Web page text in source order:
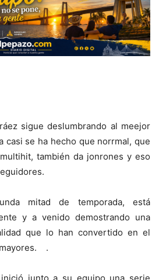
sigue deslumbrando al meejor
casi se ha hecho que norrmal, que
también da jonrones y eso
mitad de temporada, está
y a venido demostrando una
que lo han convertido en el
mayores. .